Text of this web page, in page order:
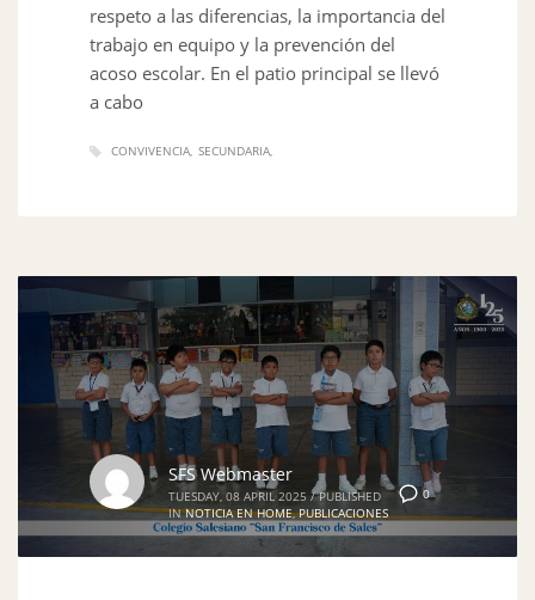
respeto a las diferencias, la importancia del
trabajo en equipo y la prevención del
acoso escolar. En el patio principal se llevó
a cabo
CONVIVENCIA SECUNDARIA
0
SFS Webmaster
TUESDAY, 08 APRIL 2025 / PUBLISHED
IN NOTICIA EN HOME,PUBLICACIONES